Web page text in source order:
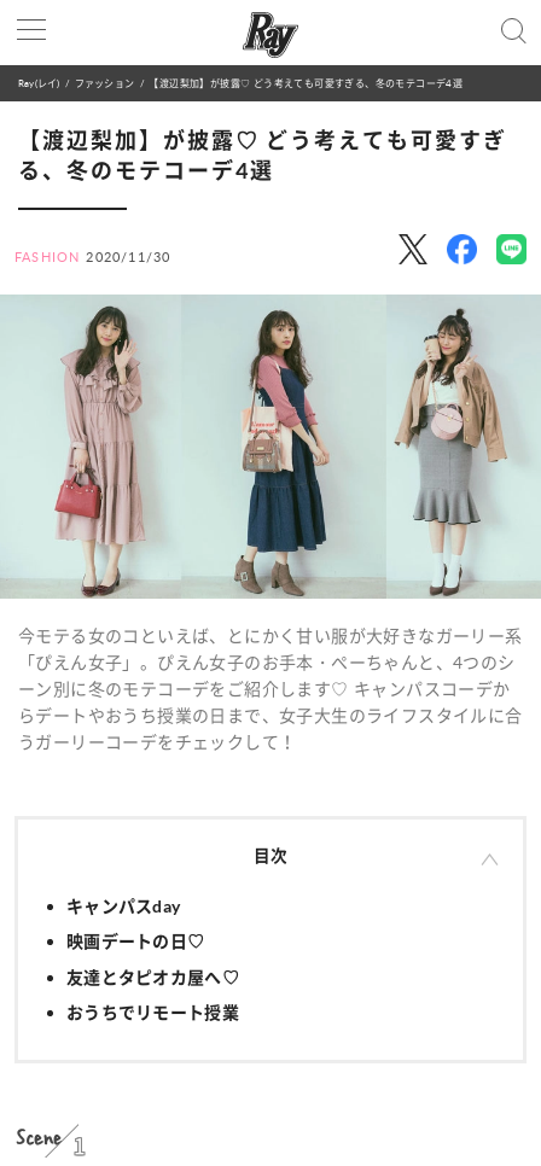
Ray(レイ) ファッション 【渡辺梨加】が披露♡ どう考えても可愛すぎる、冬のモテコーデ4選
【渡辺梨加】が披露♡ どう考えても可愛すぎ
る、冬のモテコーデ4選
FASHION 2020/11/30
今モテる女のコといえば、とにかく甘い服が大好きなガーリー系
「ぴえん女子」。ぴえん女子のお手本・ぺーちゃんと、4つのシ
ーン別に冬のモテコーデをご紹介します♡ キャンパスコーデか
らデートやおうち授業の日まで、女子大生のライフスタイルに合
うガーリーコーデをチェックして！
目次
キャンパスday
映画デートの日♡
友達とタピオカ屋へ♡
おうちでリモート授業
Scene 1